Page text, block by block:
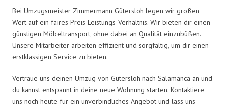
Bei Umzugsmeister Zimmermann Gütersloh legen wir großen
Wert auf ein faires Preis-Leistungs-Verhältnis. Wir bieten dir einen
günstigen Möbeltransport, ohne dabei an Qualität einzubüßen.
Unsere Mitarbeiter arbeiten effizient und sorgfältig, um dir einen
erstklassigen Service zu bieten.
Vertraue uns deinen Umzug von Gütersloh nach Salamanca an und
du kannst entspannt in deine neue Wohnung starten. Kontaktiere
uns noch heute für ein unverbindliches Angebot und lass uns